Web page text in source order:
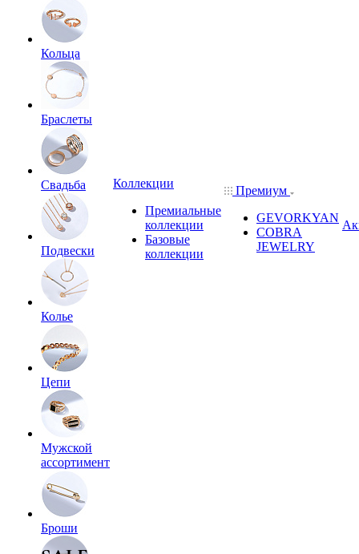
Кольца
Браслеты
Свадьба
Подвески
Колье
Цепи
Мужской
ассортимент
Броши
Коллекции
Премиальные
коллекции
Базовые
коллекции
Премиум
GEVORKYAN
COBRA
JEWELRY